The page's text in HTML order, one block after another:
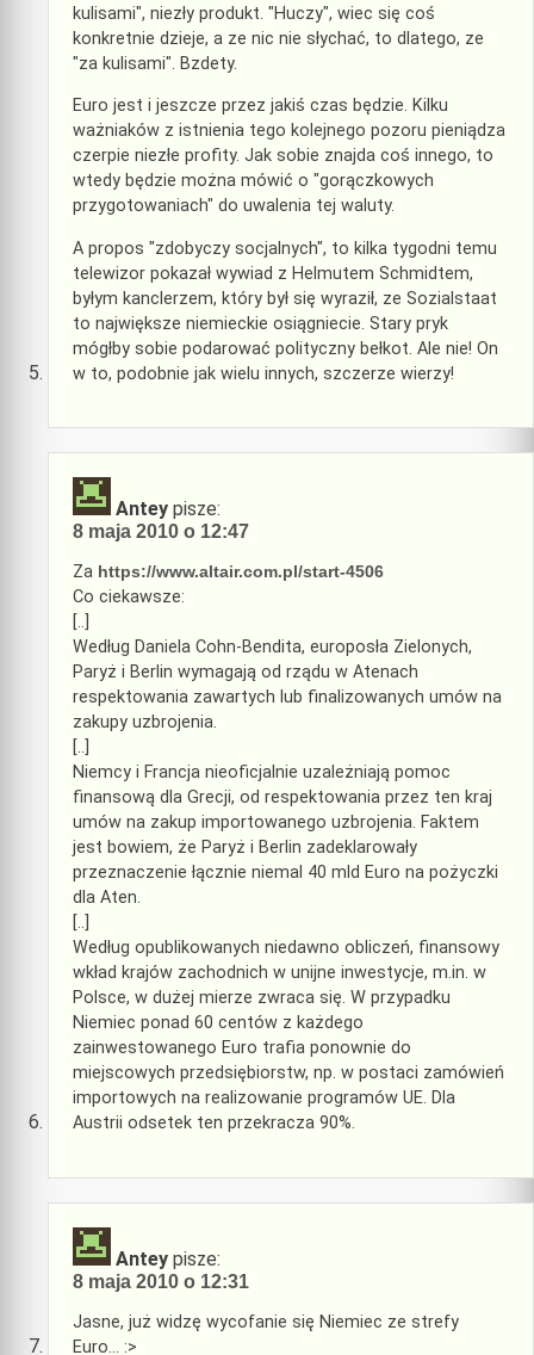
kulisami", niezły produkt. "Huczy", wiec się coś
konkretnie dzieje, a ze nic nie słychać, to dlatego, ze
"za kulisami". Bzdety.
Euro jest i jeszcze przez jakiś czas będzie. Kilku
ważniaków z istnienia tego kolejnego pozoru pieniądza
czerpie niezłe profity. Jak sobie znajda coś innego, to
wtedy będzie można mówić o "gorączkowych
przygotowaniach" do uwalenia tej waluty.
A propos "zdobyczy socjalnych", to kilka tygodni temu
telewizor pokazał wywiad z Helmutem Schmidtem,
byłym kanclerzem, który był się wyraził, ze Sozialstaat
to największe niemieckie osiągniecie. Stary pryk
mógłby sobie podarować polityczny bełkot. Ale nie! On
w to, podobnie jak wielu innych, szczerze wierzy!
Antey pisze:
8 maja 2010 o 12:47
Za https://www.altair.com.pl/start-4506
Co ciekawsze:
[..]
Według Daniela Cohn-Bendita, europosła Zielonych,
Paryż i Berlin wymagają od rządu w Atenach
respektowania zawartych lub finalizowanych umów na
zakupy uzbrojenia.
[..]
Niemcy i Francja nieoficjalnie uzależniają pomoc
finansową dla Grecji, od respektowania przez ten kraj
umów na zakup importowanego uzbrojenia. Faktem
jest bowiem, że Paryż i Berlin zadeklarowały
przeznaczenie łącznie niemal 40 mld Euro na pożyczki
dla Aten.
[..]
Według opublikowanych niedawno obliczeń, finansowy
wkład krajów zachodnich w unijne inwestycje, m.in. w
Polsce, w dużej mierze zwraca się. W przypadku
Niemiec ponad 60 centów z każdego
zainwestowanego Euro trafia ponownie do
miejscowych przedsiębiorstw, np. w postaci zamówień
importowych na realizowanie programów UE. Dla
Austrii odsetek ten przekracza 90%.
Antey pisze:
8 maja 2010 o 12:31
Jasne, już widzę wycofanie się Niemiec ze strefy
Euro… :>